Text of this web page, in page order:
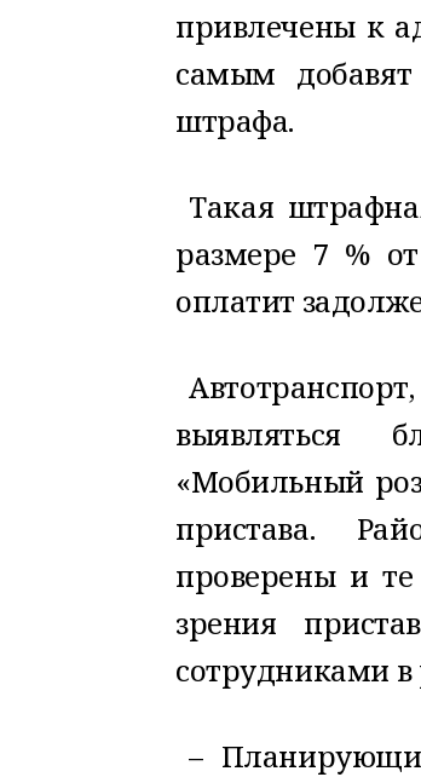
привлечены к
самым
штрафа.
Такая
размере 7 %
оплатит
выявляться
«Мобильный
пристава.
проверены и
зрения
сотрудниками в
–